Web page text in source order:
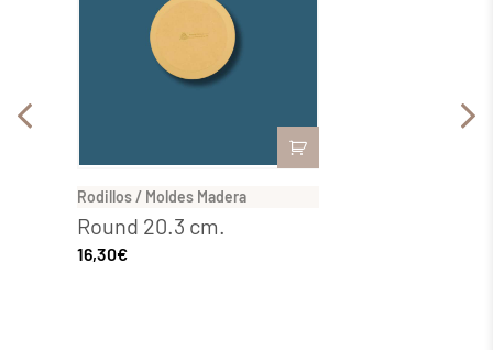
Rodillos / Moldes Madera
Round 20.3 cm.
16,30€